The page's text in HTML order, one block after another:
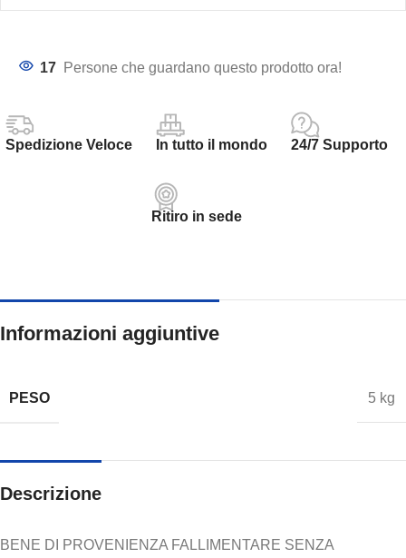
17 Persone che guardano questo prodotto ora!
Spedizione Veloce In tutto il mondo 24/7 Supporto
Ritiro in sede
Informazioni aggiuntive
PESO 5 kg
Descrizione
BENE DI PROVENIENZA FALLIMENTARE SENZA